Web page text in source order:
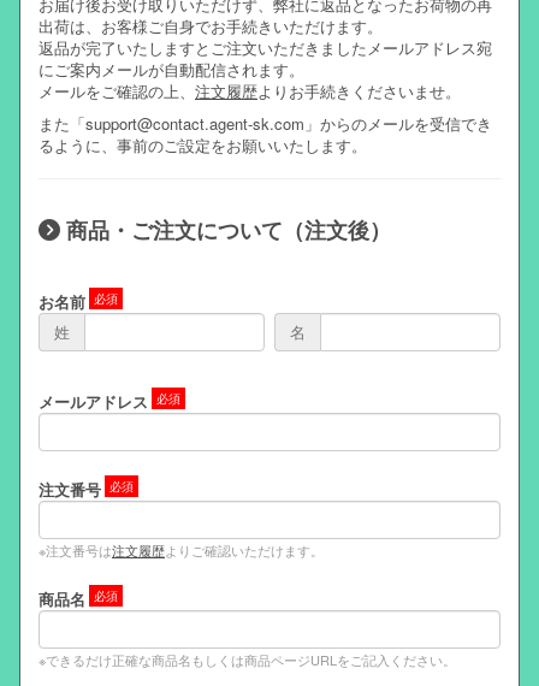
出荷は、お客様ご自身でお手続きいただけます。
返品が完了いたしますとご注文いただきましたメールアドレス宛
にご案内メールが自動配信されます。
メールをご確認の上、 注文履歴よりお手続きくださいませ。
また「support@contact.agent-sk.com」からのメールを受信でき
るように、事前のご設定をお願いいたします。
商品・ご注文について（注文後）
お名前
姓
名
メールアドレス
注文番号
※注文番号は注文履歴よりご確認いただけます。
商品名
※できるだけ正確な商品名もしくは商品ページURLをご記入ください。